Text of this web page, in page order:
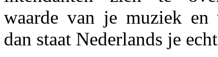
waarde van je muziek en
dan staat Nederlands je